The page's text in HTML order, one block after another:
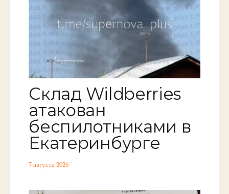
Склад Wildberries
атакован
беспилотниками в
Екатеринбурге
7 августа 2026